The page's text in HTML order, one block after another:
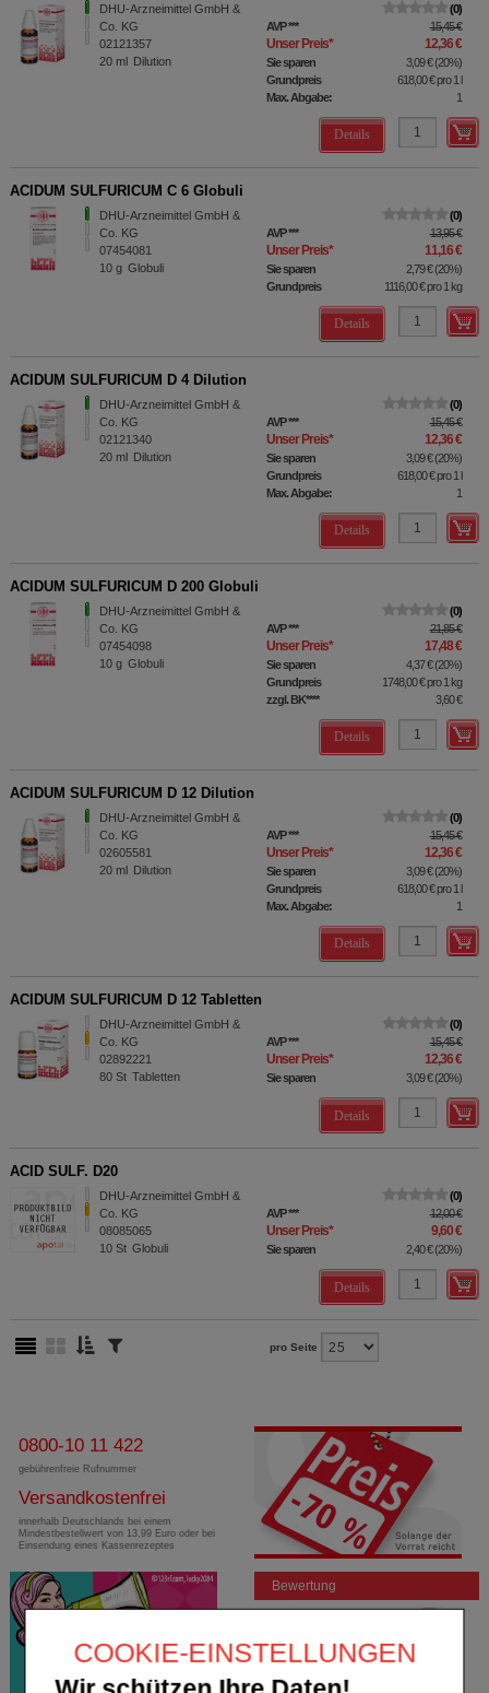
COOKIE-EINSTELLUNGEN
DHU-Arzneimittel GmbH &
Co. KG
02121357
20 ml Dilution
0
AVP*** 15,45 €
Unser Preis* 12,36 €
Sie sparen 3,09 €(20%)
Grundpreis
618,00 €pro 1 l
Max. Abgabe:
1
Details
ACIDUM SULFURICUM C 6 Globuli
DHU-Arzneimittel GmbH &
Co. KG
07454081
10 g Globuli
0
AVP*** 13,95 €
Unser Preis* 11,16 €
Sie sparen 2,79 €(20%)
Grundpreis
1116,00 €pro 1 kg
Details
ACIDUM SULFURICUM D 4 Dilution
DHU-Arzneimittel GmbH &
Co. KG
02121340
20 ml Dilution
0
AVP*** 15,45 €
Unser Preis* 12,36 €
Sie sparen 3,09 €(20%)
Grundpreis
618,00 €pro 1 l
Max. Abgabe:
1
Details
ACIDUM SULFURICUM D 200 Globuli
DHU-Arzneimittel GmbH &
Co. KG
07454098
10 g Globuli
0
AVP*** 21,85 €
Unser Preis* 17,48 €
Sie sparen 4,37 €(20%)
Grundpreis
1748,00 €pro 1 kg
zzgl. BK**** 3,60 €
Details
ACIDUM SULFURICUM D 12 Dilution
DHU-Arzneimittel GmbH &
Co. KG
02605581
20 ml Dilution
0
AVP*** 15,45 €
Unser Preis* 12,36 €
Sie sparen 3,09 €(20%)
Grundpreis
618,00 €pro 1 l
Max. Abgabe:
1
Details
ACIDUM SULFURICUM D 12 Tabletten
DHU-Arzneimittel GmbH &
Co. KG
02892221
80 St Tabletten
0
AVP*** 15,45 €
Unser Preis* 12,36 €
Sie sparen 3,09 €(20%)
Details
ACID SULF. D20
DHU-Arzneimittel GmbH &
Co. KG
08085065
10 St Globuli
0
AVP*** 12,00 €
Unser Preis* 9,60 €
Sie sparen 2,40 €(20%)
Details
pro Seite
0800-10 11 422
gebührenfreie Rufnummer
Versandkostenfrei
innerhalb Deutschlands bei einem
Mindestbestellwert von 13,99 Euro oder bei
Einsendung eines Kassenrezeptes
Bewertung